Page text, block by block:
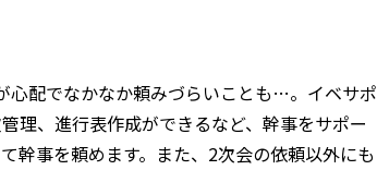
心配でなかなか頼みづらいことも…。イベサポ
理、進行表作成ができるなど、幹事をサポー
幹事を頼めます。また、2次会の依頼以外にも